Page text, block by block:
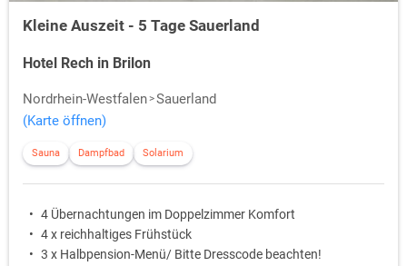
Kleine Auszeit - 5 Tage Sauerland
Hotel Rech in Brilon
Nordrhein-Westfalen Sauerland
(Karte öffnen)
Sauna Dampfbad Solarium
4 Übernachtungen im Doppelzimmer Komfort
4 x reichhaltiges Frühstück
3 x Halbpension-Menü/ Bitte Dresscode beachten!